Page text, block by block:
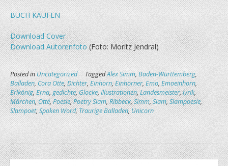
BUCH KAUFEN
Download Cover
Download Autorenfoto(Foto: Moritz Jendral)
Posted inUncategorized TaggedAlex Simm,Baden-Württemberg,
Balladen,Cora Otte,Dichter,Einhorn,Einhörner,Emo,Emoeinhorn,
Erlkönig,Erna,gedichte,Glocke,Illustrationen,Landesmeister,lyrik,
Märchen,Otté,Poesie,Poetry Slam,Ribbeck,Simm,Slam,Slampoesie,
Slampoet,Spoken Word,Traurige Balladen,Unicorn